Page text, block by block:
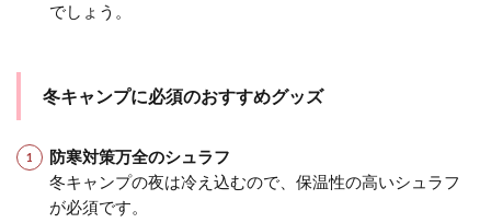
でしょう。
冬キャンプに必須のおすすめグッズ
防寒対策万全のシュラフ
冬キャンプの夜は冷え込むので、保温性の高いシュラフ
が必須です。